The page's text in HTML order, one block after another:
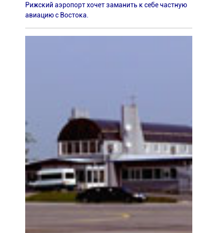
Рижский аэропорт хочет заманить к себе частную
авиацию с Востока.